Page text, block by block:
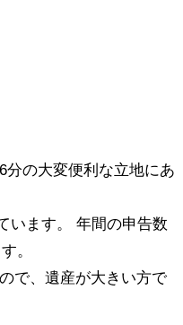
の大変便利な立地にあ
います。 年間の申告数
。
で、遺産が大きい方で